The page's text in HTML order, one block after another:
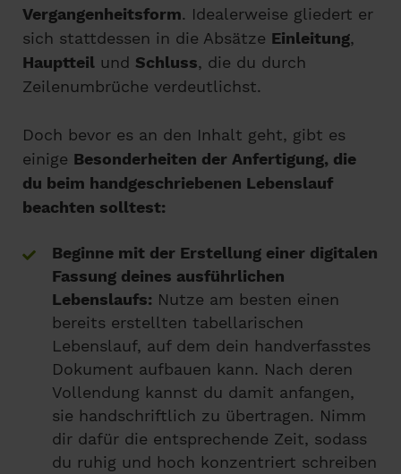
Vergangenheitsform. Idealerweise gliedert er
sich stattdessen in die Absätze Einleitung,
Hauptteil und Schluss, die du durch
Zeilenumbrüche verdeutlichst.
Doch bevor es an den Inhalt geht, gibt es
einige Besonderheiten der Anfertigung, die
du beim handgeschriebenen Lebenslauf
beachten solltest:
Beginne mit der Erstellung einer digitalen
Fassung deines ausführlichen
Lebenslaufs: Nutze am besten einen
bereits erstellten tabellarischen
Lebenslauf, auf dem dein handverfasstes
Dokument aufbauen kann. Nach deren
Vollendung kannst du damit anfangen,
sie handschriftlich zu übertragen. Nimm
dir dafür die entsprechende Zeit, sodass
du ruhig und hoch konzentriert schreiben